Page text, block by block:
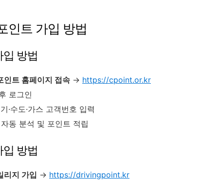
인트 가입 방법
방법
인트 홈페이지 접속 → https://cpoint.or.kr
로그인
·수도·가스 고객번호 입력
동 분석 및 포인트 적립
방법
리지 가입 → https://drivingpoint.kr